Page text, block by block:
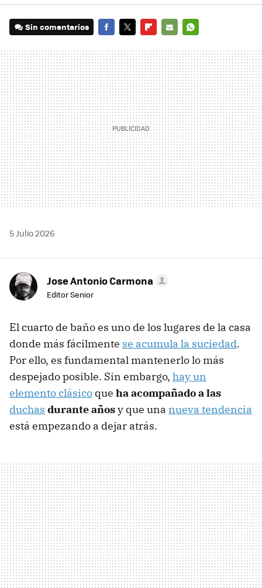
Sin comentarios
MAIL
5 Julio 2026
Jose Antonio Carmona
Editor Senior
El cuarto de baño es uno de los lugares de la casa
donde más fácilmente se acumula la suciedad.
Por ello, es fundamental mantenerlo lo más
despejado posible. Sin embargo, hay un
elemento clásico que ha acompañado a las
duchas durante añosy que una nueva tendencia
está empezando a dejar atrás.